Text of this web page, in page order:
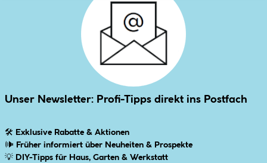
Unser Newsletter: Profi-Tipps direkt ins Postfach
🛠 Exklusive Rabatte & Aktionen
🕪 Früher informiert über Neuheiten & Prospekte
💡 DIY-Tipps für Haus, Garten & Werkstatt